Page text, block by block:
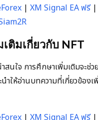
| XM Signal EA ฟรี|
ติมเกี่ยวกับ NFT
ใจ การศึกษาเพิ่มเติมจะช่วย
ำให้อ่านบทความที่เกี่ยวข้องเ
| XM Signal EA ฟรี|